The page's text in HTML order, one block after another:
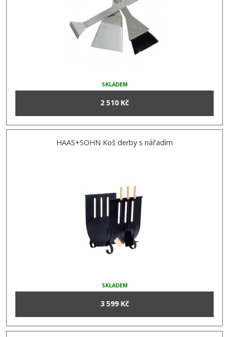
SKLADEM
2 510 Kč
HAAS+SOHN Koš derby s nářadím
SKLADEM
3 599 Kč